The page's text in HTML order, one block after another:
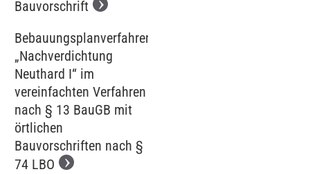
Bauvorschrift
Bebauungsplanverfahren
„Nachverdichtung
Neuthard I“ im
vereinfachten Verfahren
nach § 13 BauGB mit
örtlichen
Bauvorschriften nach §
74 LBO